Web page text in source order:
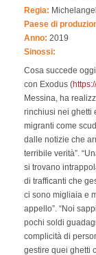
Regia:
Paese di
Anno: 2019
Sinossi:
Cosa succede
con Exodus (
Messina, ha
rinchiusi nei ghetti
migranti come
dalle notizie che
terribile verità”.
si trovano
di trafficanti che
ci sono migliaia e
appello”. “Noi
pochi soldi
complicità di
gestire quei ghetti